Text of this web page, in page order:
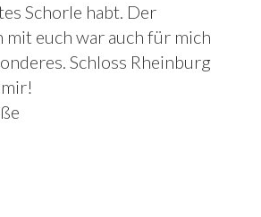
Schorle habt. Der
mit euch war auch für mich
Schloss Rheinburg